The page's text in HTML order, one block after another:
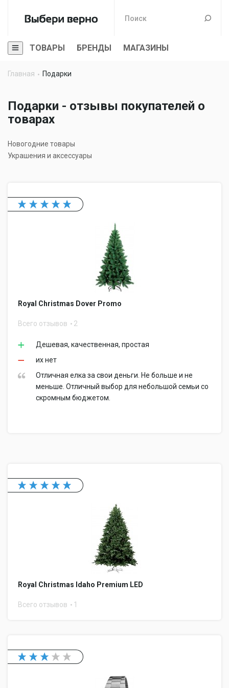
ТОВАРЫ БРЕНДЫ МАГАЗИНЫ
Главная Подарки
Подарки - отзывы покупателей о
товарах
Новогодние товары
Украшения и аксессуары
Royal Christmas Dover Promo
Всего отзывов 2
Дешевая, качественная, простая
их нет
Отличная елка за свои деньги. Не больше и не
меньше. Отличный выбор для небольшой семьи со
скромным бюджетом.
Royal Christmas Idaho Premium LED
Всего отзывов 1